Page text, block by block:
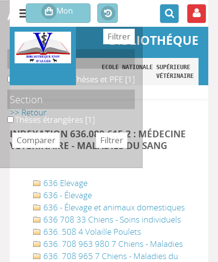
BIBLIOTHÉQUE
ECOLE NATIONALE SUPÉRIEURE
VÉTÉRINAIRE
>> Retour
INDEXATION 636.089 615 2 : MÉDECINE
VÉTÉRINAIRE - MALADIES DU SANG
636 Elevage
636 - Élevage
636 - Élevage et animaux domestiques
636 708 33 Chiens - Soins individuels
636. 508 4 Volaille Poulets
636. 708 963 980 7 Chiens - Maladies
636. 708 965 7 Chiens - Maladies du
affiner ou comparer
Localisation
B. Magasin des Thèses et PFE
B. Magasin des Thèses et PFE [1]
Section
Thèses étrangères
Thèses étrangères [1]